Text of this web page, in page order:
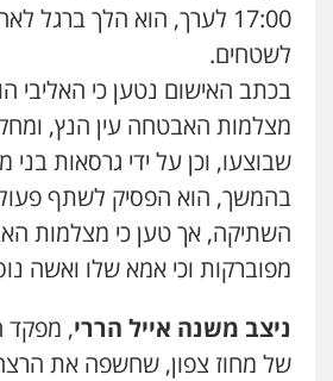
17:00 לערך, הוא הלך
לשטחים.
בכתב האישום נטען כי האליבי
מצלמות האבטחה עין הנץ,
שבוצעו, וכן על ידי גרסאות
בהמשך, הוא הפסיק לשתף
השתיקה, אך טען כי מצלמות
מפוברקות וכי אמא שלו ואשה
ניצב משנה אייל הררי, מפקד
של מחוז צפון, שחשפה את
עו"ד רונן בנדל
0524282442
כבריאן, מזר – משרד
פלילי מעצרים וחקירות
0543986802
פלילי משפחה כלכלי
0507003001